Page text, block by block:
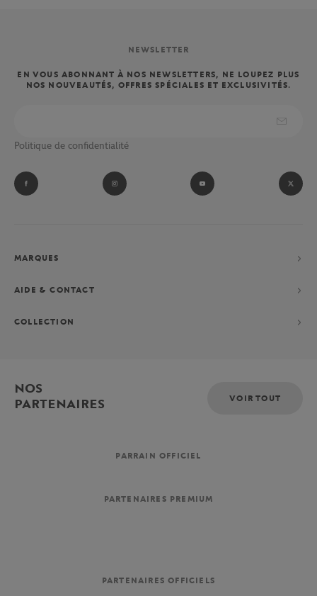
NEWSLETTER
EN VOUS ABONNANT À NOS NEWSLETTERS, NE LOUPEZ PLUS
NOS NOUVEAUTÉS, OFFRES SPÉCIALES ET EXCLUSIVITÉS.
Politique de confidentialité
MARQUES
AIDE & CONTACT
COLLECTION
NOS
PARTENAIRES
VOIR TOUT
PARRAIN OFFICIEL
PARTENAIRES PREMIUM
PARTENAIRES OFFICIELS